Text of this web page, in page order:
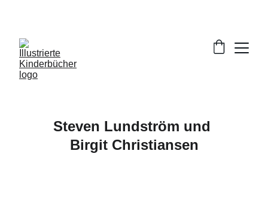
Steven Lundström und
Birgit Christiansen